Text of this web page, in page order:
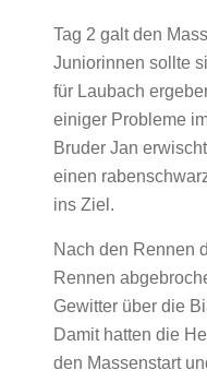
Tag 2 galt den
Juniorinnen sollte
für Laubach
einiger Probleme
Bruder Jan
einen
ins Ziel.
Nach den Rennen
Rennen
Gewitter über die
Damit hatten die
den Massenstart